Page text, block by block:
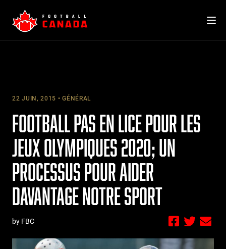
content
22 JUIN, 2015 GÉNÉRAL
FOOTBALL PAS EN LICE POUR LES
JEUX OLYMPIQUES 2020; UN
PROCESSUS POUR AIDER
DAVANTAGE NOTRE SPORT
by FBC